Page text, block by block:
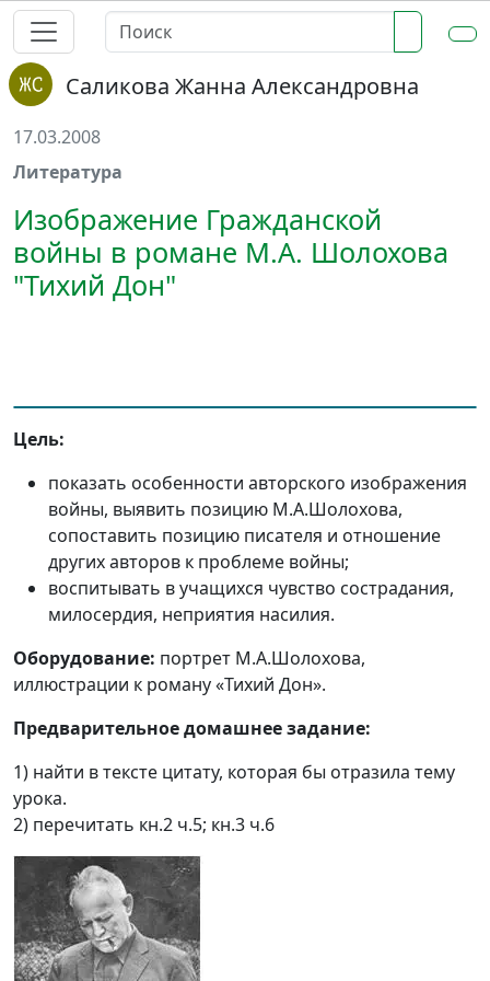
Саликова Жанна Александровна
17.03.2008
Литература
Изображение Гражданской
войны в романе М.А. Шолохова
"Тихий Дон"
Цель:
показать особенности авторского изображения
войны, выявить позицию М.А.Шолохова,
сопоставить позицию писателя и отношение
других авторов к проблеме войны;
воспитывать в учащихся чувство сострадания,
милосердия, неприятия насилия.
Оборудование: портрет М.А.Шолохова,
иллюстрации к роману «Тихий Дон».
Предварительное домашнее задание:
1) найти в тексте цитату, которая бы отразила тему
урока.
2) перечитать кн.2 ч.5; кн.3 ч.6